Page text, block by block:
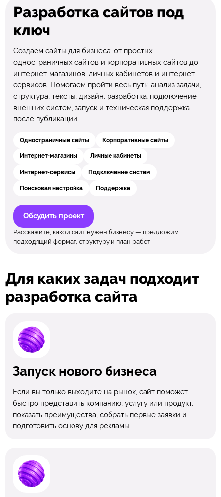
Разработка сайтов под
ключ
Создаем сайты для бизнеса: от простых
одностраничных сайтов и корпоративных сайтов до
интернет-магазинов, личных кабинетов и интернет-
сервисов. Помогаем пройти весь путь: анализ задачи,
структура, тексты, дизайн, разработка, подключение
внешних систем, запуск и техническая поддержка
после публикации.
Одностраничные сайты Корпоративные сайты
Интернет-магазины Личные кабинеты
Интернет-сервисы Подключение систем
Поисковая настройка Поддержка
Обсудить проект
Расскажите, какой сайт нужен бизнесу — предложим
подходящий формат, структуру и план работ
Для каких задач подходит
разработка сайта
Запуск нового бизнеса
Если вы только выходите на рынок, сайт поможет
быстро представить компанию, услугу или продукт,
показать преимущества, собрать первые заявки и
подготовить основу для рекламы.